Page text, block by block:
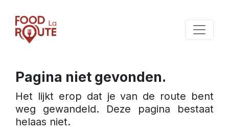
Pagina niet gevonden.
Het lijkt erop dat je van de route bent
weg gewandeld. Deze pagina bestaat
helaas niet.